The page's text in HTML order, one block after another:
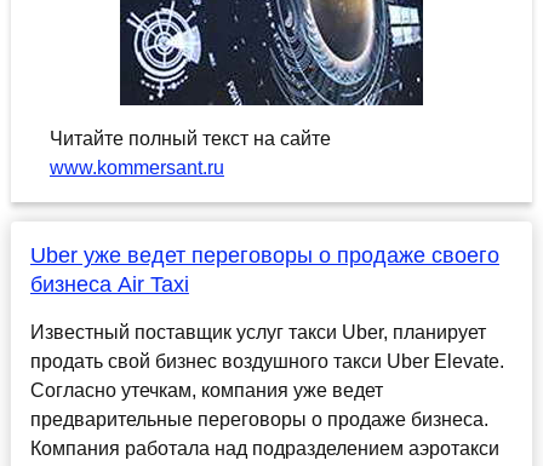
Читайте полный текст на сайте
www.kommersant.ru
Uber уже ведет переговоры о продаже своего
бизнеса Air Taxi
Известный поставщик услуг такси Uber, планирует
продать свой бизнес воздушного такси Uber Elevate.
Согласно утечкам, компания уже ведет
предварительные переговоры о продаже бизнеса.
Компания работала над подразделением аэротакси